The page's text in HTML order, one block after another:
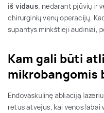
iš vidaus, nedarant pjūvių ir
chirurginių venų operacijų.
supantys minkštieji audiniai,
Kam gali būti
mikrobangomis
Endovaskulinę abliaciją
retus atvejus, kai venos labai